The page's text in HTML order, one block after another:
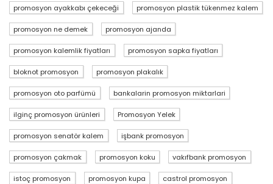
promosyon ayakkabı çekeceği promosyon plastik tükenmez kalem
promosyon ne demek promosyon ajanda
promosyon kalemlik fiyatları promosyon sapka fiyatları
bloknot promosyon promosyon plakalık
promosyon oto parfümü bankalarin promosyon miktarlari
ilginç promosyon ürünleri Promosyon Yelek
promosyon senatör kalem işbank promosyon
promosyon çakmak promosyon koku vakıfbank promosyon
istoç promosyon promosyon kupa castrol promosyon